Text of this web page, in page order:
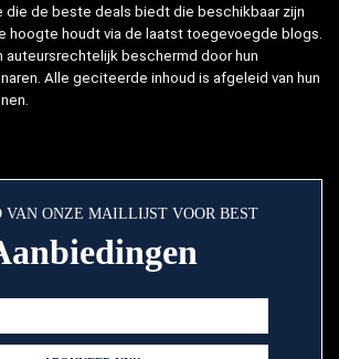
de beste deals biedt die beschikbaar zijn
hoogte houdt via de laatst toegevoegde blogs.
auteursrechtelijk beschermd door hun
Alle geciteerde inhoud is afgeleid van hun
VAN ONZE MAILLIJST VOOR BEST